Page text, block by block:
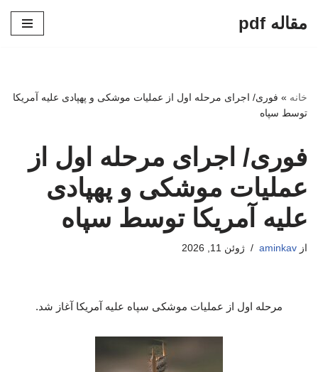
مقاله pdf
خانه » فوری/ اجرای مرحله اول از عملیات موشکی و پهپادی علیه آمریکا
توسط سپاه
فوری/ اجرای مرحله اول از
عملیات موشکی و پهپادی
علیه آمریکا توسط سپاه
از aminkav ژوئن 11, 2026
مرحله اول از عملیات موشکی سپاه علیه آمریکا آغاز شد.